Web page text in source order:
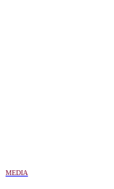
MEDIA